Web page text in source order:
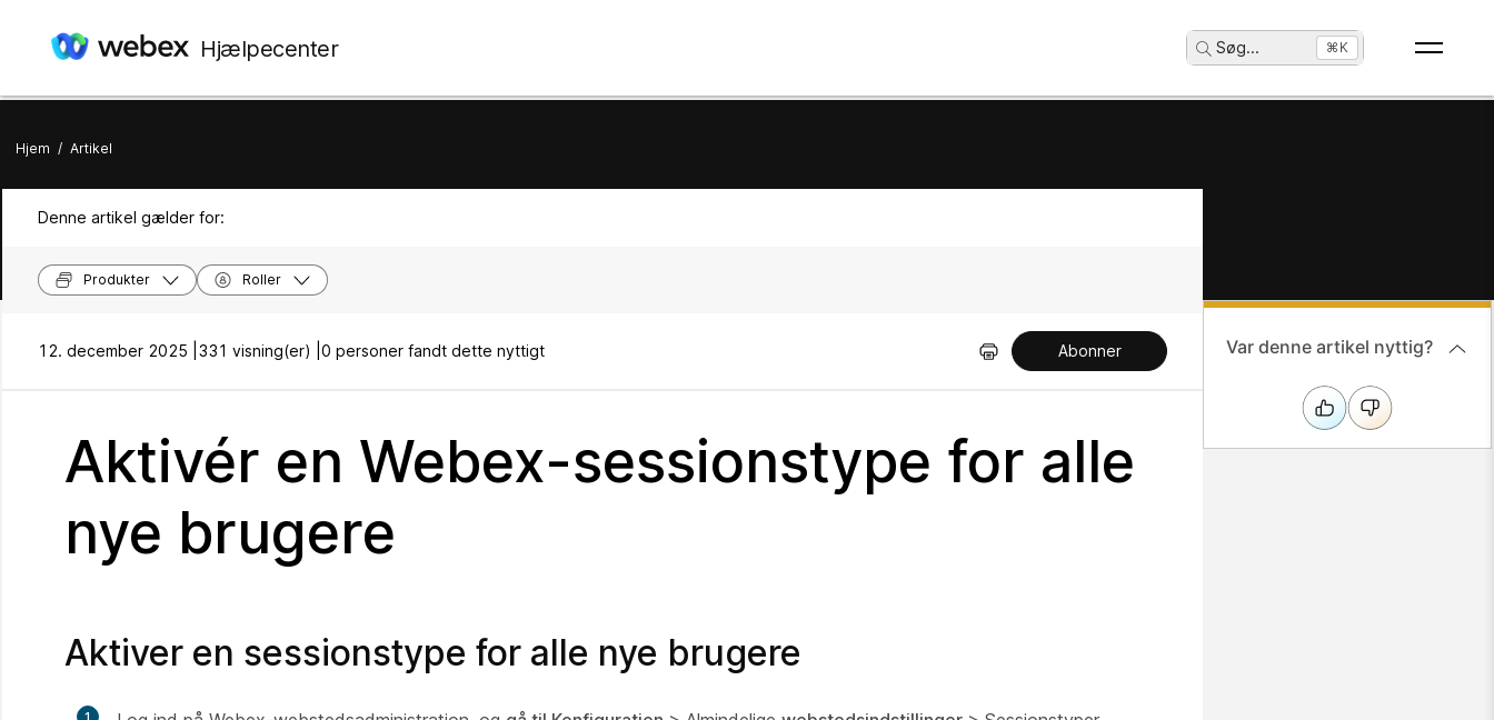
Hjælpecenter Søg... ⌘K
Hjem / Artikel
Denne artikel gælder for:
Produkter Roller
12. december 2025 | 331 visning(er) | 0 personer fandt dette nyttigt Abonner
Aktivér en Webex-sessionstype for alle
nye brugere
Aktiver en sessionstype for alle nye brugere
Var denne artikel nyttig?